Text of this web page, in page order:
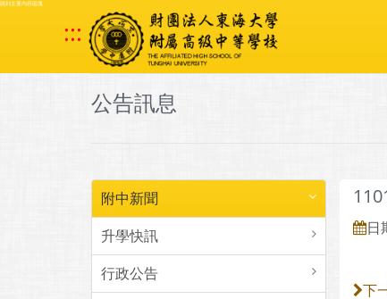
跳到主要內容區塊
:::
公告訊息
附中新聞
升學快訊
行政公告
日
下